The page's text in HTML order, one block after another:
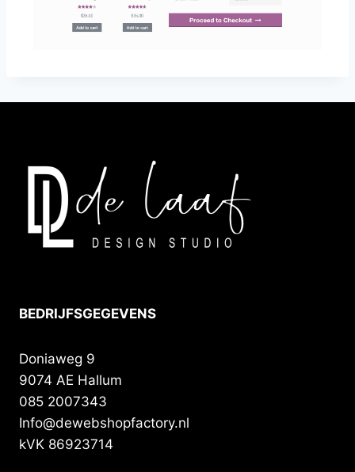
BEDRIJFSGEGEVENS
Doniaweg 9
9074 AE Hallum
085 2007343
Info@dewebshopfactory.nl
kVK 86923714